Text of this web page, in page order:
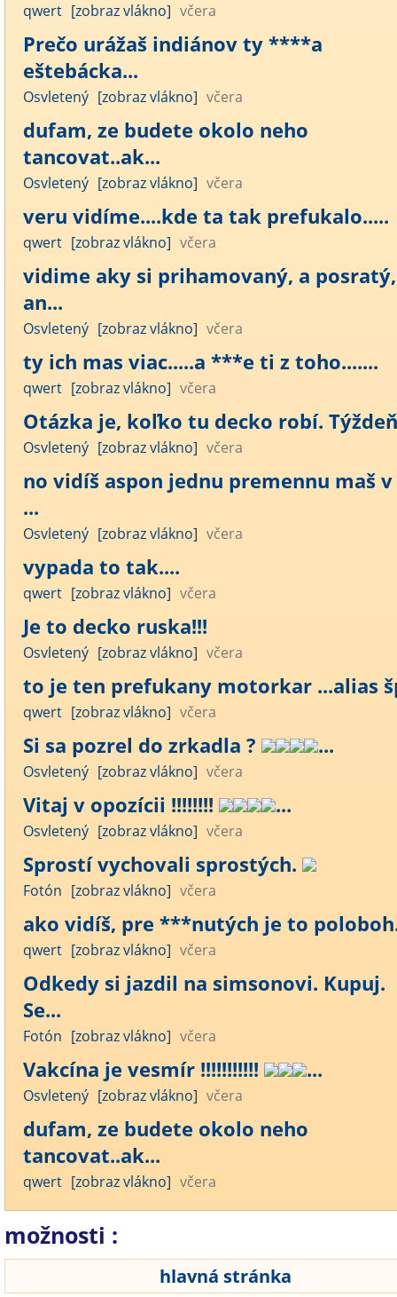
qwert [zobraz vlákno] včera
Prečo urážaš indiánov ty ****a
eštebácka...
Osvletený [zobraz vlákno] včera
dufam, ze budete okolo neho
tancovat..ak...
Osvletený [zobraz vlákno] včera
veru vidíme....kde ta tak prefukalo.....
qwert [zobraz vlákno] včera
vidime aky si prihamovaný, a posratý,
an...
Osvletený [zobraz vlákno] včera
ty ich mas viac.....a ***e ti z toho.......
qwert [zobraz vlákno] včera
Otázka je, koľko tu decko robí.
Osvletený [zobraz vlákno] včera
no vidíš aspon jednu premennu maš
...
Osvletený [zobraz vlákno] včera
vypada to tak....
qwert [zobraz vlákno] včera
Je to decko ruska!!!
Osvletený [zobraz vlákno] včera
to je ten prefukany motorkar ...alias
qwert [zobraz vlákno] včera
Si sa pozrel do zrkadla ? ...
Osvletený [zobraz vlákno] včera
Vitaj v opozícii !!!!!!!! ...
Osvletený [zobraz vlákno] včera
Sprostí vychovali sprostých.
Fotón [zobraz vlákno] včera
ako vidíš, pre ***nutých je to
qwert [zobraz vlákno] včera
Odkedy si jazdil na simsonovi. Kupuj.
Se...
Fotón [zobraz vlákno] včera
Vakcína je vesmír !!!!!!!!!!! ...
Osvletený [zobraz vlákno] včera
dufam, ze budete okolo neho
tancovat..ak...
qwert [zobraz vlákno] včera
možnosti :
hlavná stránka